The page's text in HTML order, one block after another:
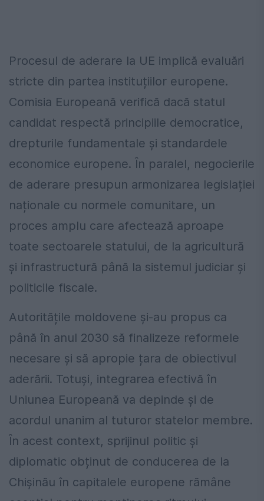
Procesul de aderare la UE implică evaluări
stricte din partea instituțiilor europene.
Comisia Europeană verifică dacă statul
candidat respectă principiile democratice,
drepturile fundamentale și standardele
economice europene. În paralel, negocierile
de aderare presupun armonizarea legislației
naționale cu normele comunitare, un
proces amplu care afectează aproape
toate sectoarele statului, de la agricultură
și infrastructură până la sistemul judiciar și
politicile fiscale.
Autoritățile moldovene și-au propus ca
până în anul 2030 să finalizeze reformele
necesare și să apropie țara de obiectivul
aderării. Totuși, integrarea efectivă în
Uniunea Europeană va depinde și de
acordul unanim al tuturor statelor membre.
În acest context, sprijinul politic și
diplomatic obținut de conducerea de la
Chișinău în capitalele europene rămâne